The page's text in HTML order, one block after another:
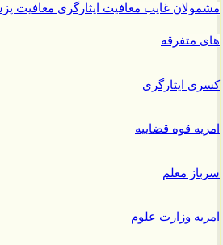
غایبمعافیت ایثارگریمعافیت
متفرقه
ایثارگری
قوه قضاییه
معلم
وزارت علوم